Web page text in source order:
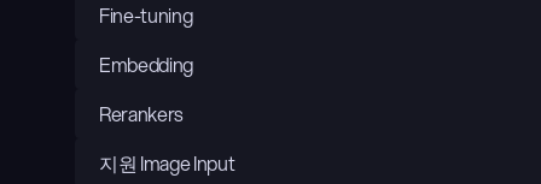
Fine-tuning
Embedding
Rerankers
지원 Image Input